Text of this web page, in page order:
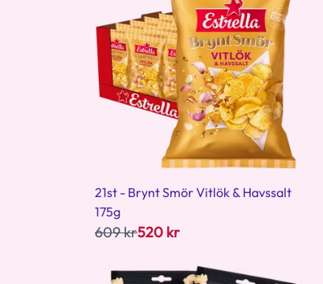
21st - Brynt Smör Vitlök & Havssalt
175g
609 kr520 kr